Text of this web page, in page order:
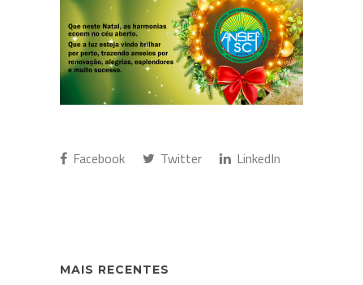
Facebook Twitter LinkedIn
MAIS RECENTES